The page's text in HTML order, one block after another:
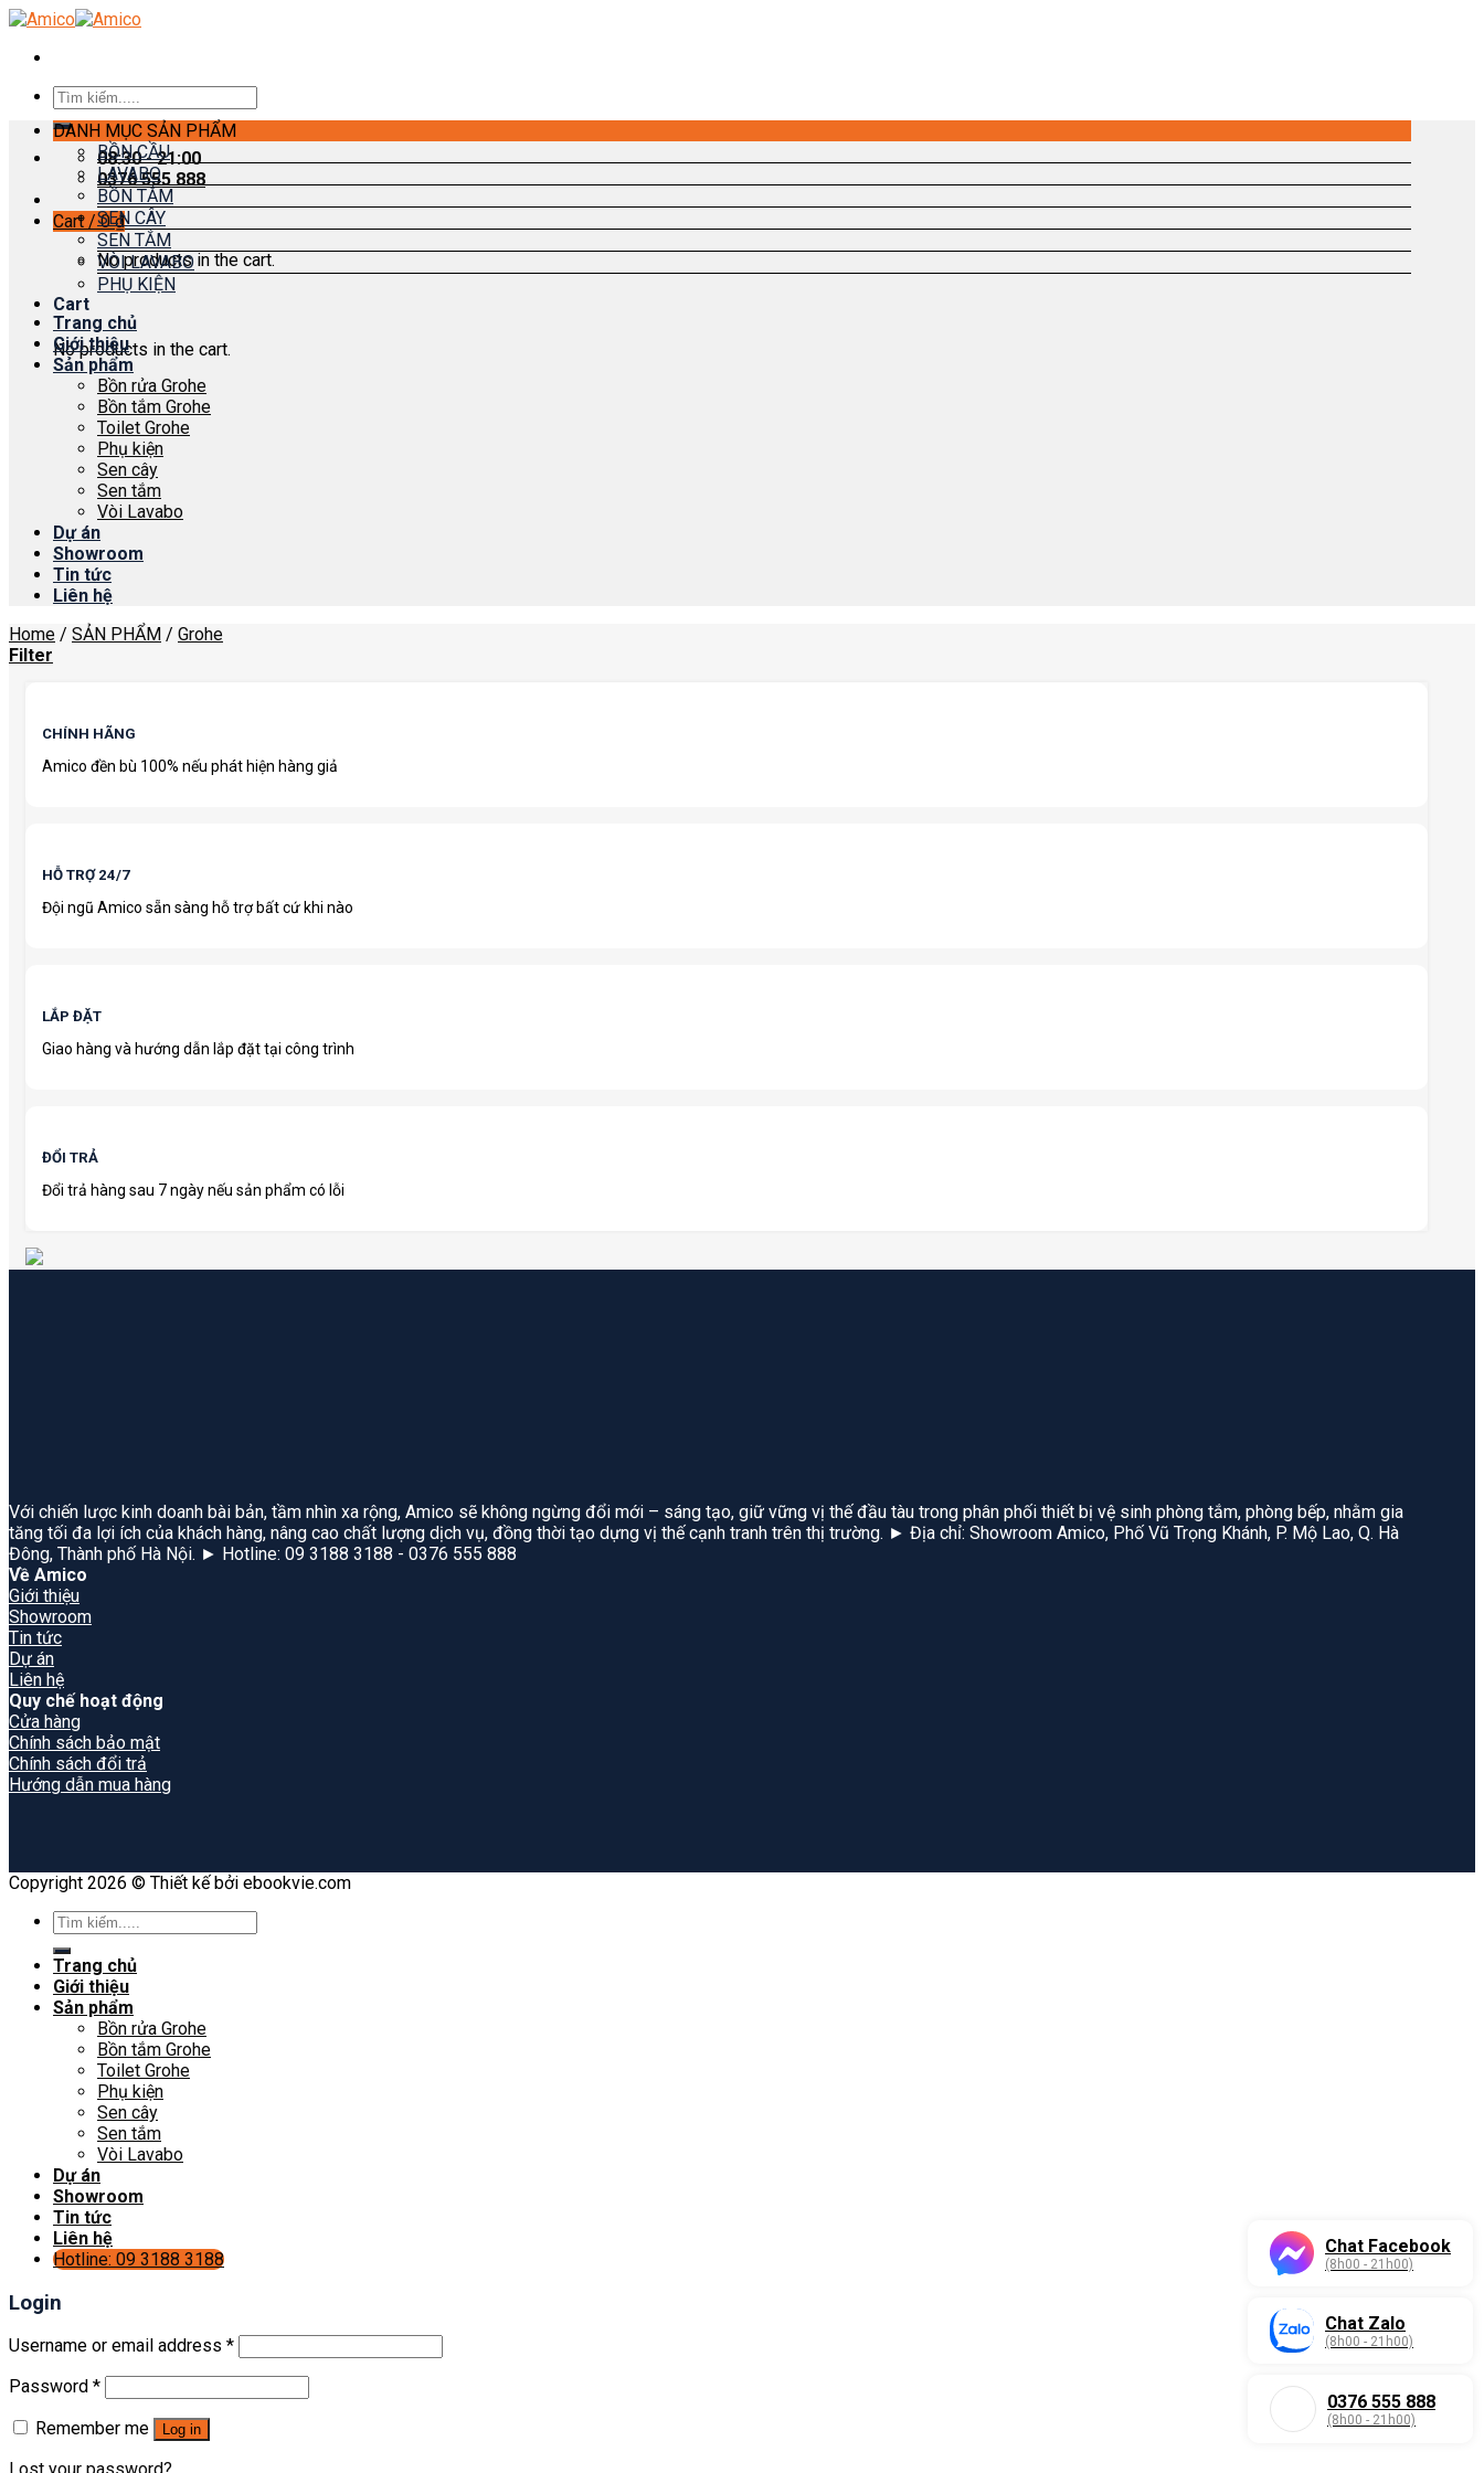
Skip
content
Search
for:
08:30 - 21:00
0376 555 888
Cart /0₫
No products in the cart.
Cart
No products in the cart.
DANH MỤC SẢN PHẨM
BỒN CẦU
LAVABO
BỒN TẮM
SEN CÂY
SEN TẮM
VÒI LAVABO
PHỤ KIỆN
Trang chủ
Giới thiệu
Sản phẩm
Bồn rửa Grohe
Bồn tắm Grohe
Toilet Grohe
Phụ kiện
Sen cây
Sen tắm
Vòi Lavabo
Dự án
Showroom
Tin tức
Liên hệ
Home / SẢN PHẨM / Grohe
Filter
CHÍNH HÃNG
Amico đền bù 100% nếu phát hiện hàng giả
HỖ TRỢ 24/7
Đội ngũ Amico sẵn sàng hỗ trợ bất cứ khi nào
LẮP ĐẶT
Giao hàng và hướng dẫn lắp đặt tại công trình
ĐỔI TRẢ
Đổi trả hàng sau 7 ngày nếu sản phẩm có lỗi
Với chiến lược kinh doanh bài bản, tầm nhìn xa rộng, Amico sẽ không ngừng đổi mới – sáng tạo, giữ vững vị thế đầu tàu trong phân phối thiết bị vệ sinh phòng tắm, phòng bếp, nhằm gia
tăng tối đa lợi ích của khách hàng, nâng cao chất lượng dịch vụ, đồng thời tạo dựng vị thế cạnh tranh trên thị trường. ► Địa chỉ: Showroom Amico, Phố Vũ Trọng Khánh, P. Mộ Lao, Q. Hà
Đông, Thành phố Hà Nội. ► Hotline: 09 3188 3188 - 0376 555 888
Về Amico
Giới thiệu
Showroom
Tin tức
Dự án
Liên hệ
Quy chế hoạt động
Cửa hàng
Chính sách bảo mật
Chính sách đổi trả
Hướng dẫn mua hàng
Copyright 2026 © Thiết kế bởi ebookvie.com
Search
for:
Trang chủ
Giới thiệu
Sản phẩm
Bồn rửa Grohe
Bồn tắm Grohe
Toilet Grohe
Phụ kiện
Sen cây
Sen tắm
Vòi Lavabo
Dự án
Showroom
Tin tức
Liên hệ
Hotline: 09 3188 3188
Chat Facebook
(8h00 - 21h00)
Chat Zalo
(8h00 - 21h00)
0376 555 888
(8h00 - 21h00)
Login
Username or email address *
Password *
Remember me
Log in